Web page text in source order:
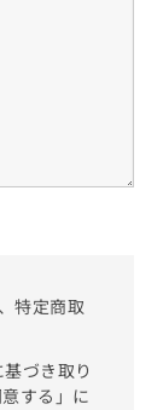
、特定商取
づき取り
する」に